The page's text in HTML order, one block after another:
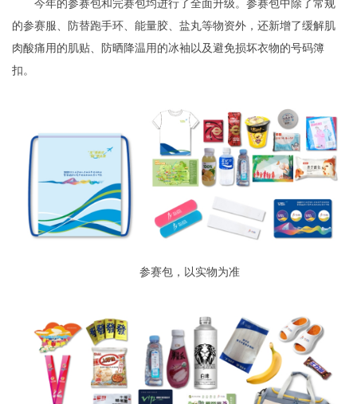
今年的参赛包和完赛包均进行了全面升级。参赛包中除了常规
的参赛服、防替跑手环、能量胶、盐丸等物资外，还新增了缓解肌
肉酸痛用的肌贴、防晒降温用的冰袖以及避免损坏衣物的号码簿
扣。
参赛包，以实物为准